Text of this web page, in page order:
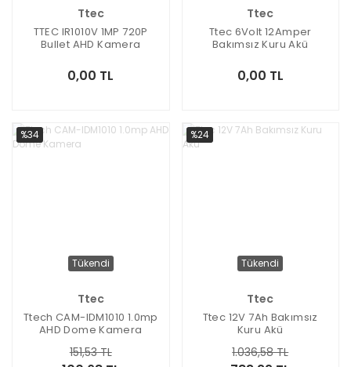
Ttec
TTEC IR1010V 1MP 720P
Bullet AHD Kamera
0,00 TL
Ttec
Ttec 6Volt 12Amper
Bakımsız Kuru Akü
0,00 TL
%34
Tükendi
Ttec
Ttech CAM-IDM1010 1.0mp
AHD Dome Kamera
151,53 TL
%24
Tükendi
Ttec
Ttec 12V 7Ah Bakımsız
Kuru Akü
1.036,58 TL